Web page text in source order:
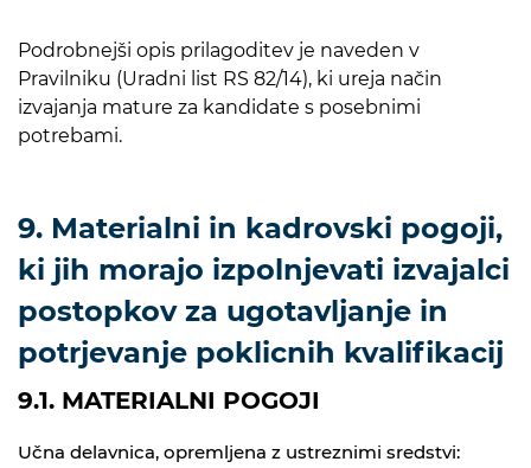
Podrobnejši opis prilagoditev je naveden v
Pravilniku (Uradni list RS 82/14), ki ureja način
izvajanja mature za kandidate s posebnimi
potrebami.
9. Materialni in kadrovski pogoji,
ki jih morajo izpolnjevati izvajalci
postopkov za ugotavljanje in
potrjevanje poklicnih kvalifikacij
9.1. MATERIALNI POGOJI
Učna delavnica, opremljena z ustreznimi sredstvi: